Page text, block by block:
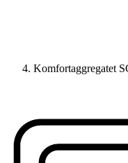
Komfortaggregatet